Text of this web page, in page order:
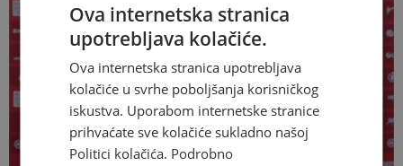
Ova internetska stranica
upotrebljava kolačiće.
Ova internetska stranica upotrebljava
kolačiće u svrhe poboljšanja korisničkog
iskustva. Uporabom internetske stranice
prihvaćate sve kolačiće sukladno našoj
Politici kolačića. Podrobno